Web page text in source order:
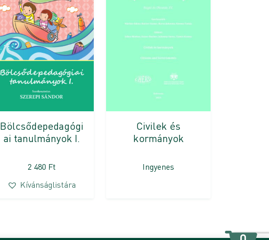
Bölcsődepedagógi
ai tanulmányok I.
2 480 Ft
Kívánságlistára
Civilek és
kormányok
Ingyenes